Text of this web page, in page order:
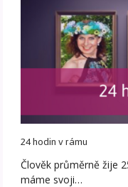
24 hodin v rámu
Člověk průměrně žije
máme svoji…